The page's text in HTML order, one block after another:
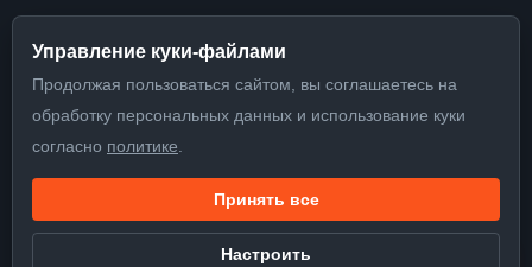
Подобрать решение
Управление куки-файлами
Продолжая пользоваться сайтом, вы соглашаетесь на
обработку персональных данных и использование куки
согласно политике
Принять все
Настроить
Режим работы
Пн-Пт с 08:00 до 18:00